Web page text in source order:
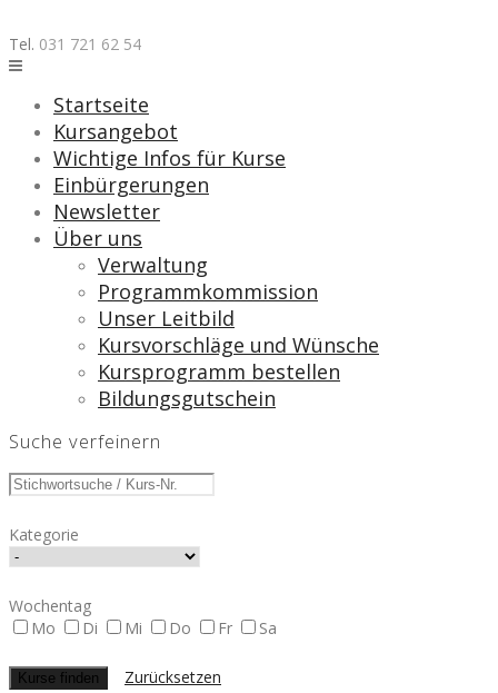
to
content
Tel. 031 721 62 54
Startseite
Kursangebot
Wichtige Infos für Kurse
Einbürgerungen
Newsletter
Über uns
Verwaltung
Programmkommission
Unser Leitbild
Kursvorschläge und Wünsche
Kursprogramm bestellen
Bildungsgutschein
Suche verfeinern
Kategorie
Wochentag
Mo
Di Mi Do Fr Sa
Zurücksetzen